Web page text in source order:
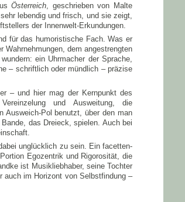
Österreich , geschrieben von Malte
lebendig und frisch, und sie zeigt,
der Innenwelt-Erkundungen.
für das humoristische Fach. Was er
dem angestrengten
ein Uhrmacher der Sprache,
– schriftlich oder mündlich – präzise
– und hier mag der Kernpunkt des
und Ausweitung, die
Ausweich-Pol benutzt, über den man
das Dreieck, spielen. Auch bei
unglücklich zu sein. Ein facetten-
Egozentrik und Rigorosität, die
ist Musikliebhaber, seine Tochter
im Horizont von Selbstfindung –